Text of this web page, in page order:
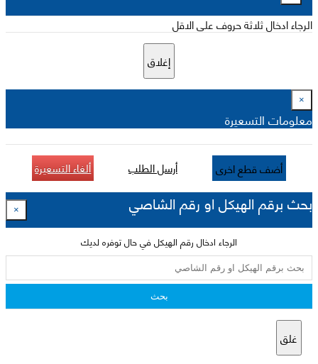
الرجاء ادخال ثلاثة حروف على الاقل
إغلاق
×
معلومات التسعيرة
أضف قطع اخرى أرسل الطلب ألغاء التسعيرة
بحث برقم الهيكل او رقم الشاصي ×
الرجاء ادخال رقم الهيكل في حال توفره لديك
بحث
غلق